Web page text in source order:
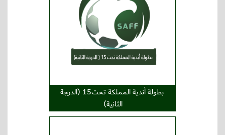
بطولة أندية المملكة تحت15 (الدرجة
الثانية)